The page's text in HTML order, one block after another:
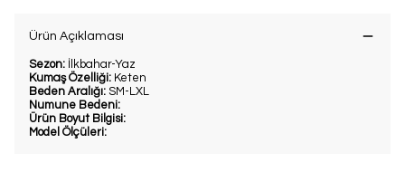
Ürün Açıklaması
Sezon: İlkbahar-Yaz
Kumaş Özelliği: Keten
Beden Aralığı: SM-LXL
Numune Bedeni:
Ürün Boyut Bilgisi:
Model Ölçüleri:
Kullanım Koşullarını kabul ediyorum
E-posta adresinizi girerek pazarlama ve tanıtım ile ilgili iletişim almayı kabul
edersiniz ve Gizlilik Politikamızı okuduğunuzu ve kabul ettiğinizi onaylarsınız.